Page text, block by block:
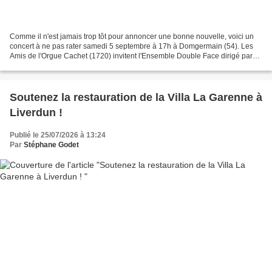
Comme il n'est jamais trop tôt pour annoncer une bonne nouvelle, voici un
concert à ne pas rater samedi 5 septembre à 17h à Domgermain (54). Les
Amis de l'Orgue Cachet (1720) invitent l'Ensemble Double Face dirigé par
Soutenez la restauration de la Villa La Garenne à
Liverdun !
Publié le 25/07/2026 à 13:24
Par Stéphane Godet